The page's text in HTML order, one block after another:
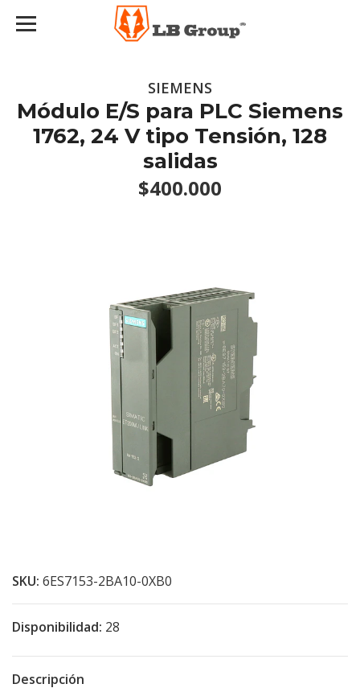
SIEMENS
Módulo E/S para PLC Siemens
1762, 24 V tipo Tensión, 128
salidas
$400.000
SKU: 6ES7153-2BA10-0XB0
Disponibilidad: 28
Descripción